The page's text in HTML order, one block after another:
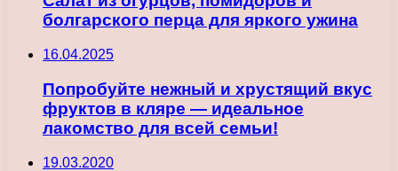
болгарского перца для яркого ужина
16.04.2025
Попробуйте нежный и хрустящий вкус
фруктов в кляре — идеальное
лакомство для всей семьи!
19.03.2020